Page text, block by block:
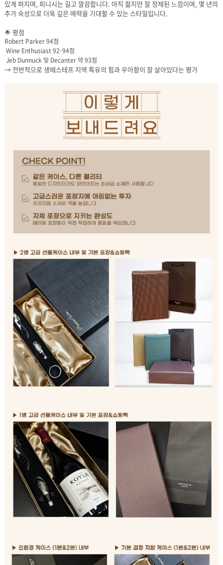
추가 숙성으로 더욱 깊은 매력을 기대할 수 있는 스타일입니다.
🌟 평점
Robert Parker 94점
Wine Enthusiast 92–94점
Jeb Dunnuck 및 Decanter 약 93점
→ 전반적으로 생떼스테프 지역 특유의 힘과 우아함이 잘 살아있다는 평가